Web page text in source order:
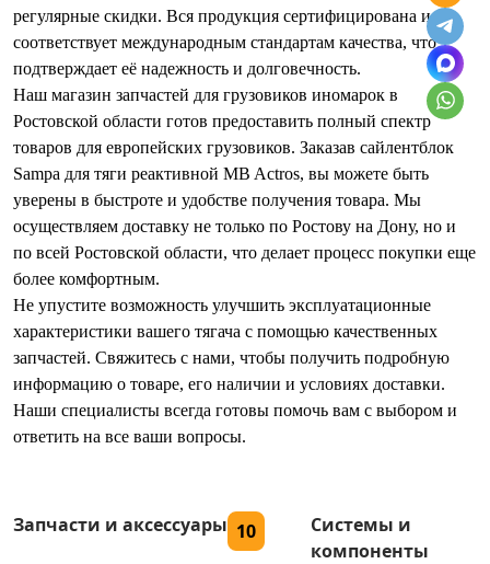
регулярные скидки. Вся продукция сертифицирована и
соответствует международным стандартам качества, что
подтверждает её надежность и долговечность.
Наш магазин запчастей для грузовиков иномарок в
Ростовской области готов предоставить полный спектр
товаров для европейских грузовиков. Заказав сайлентблок
Sampa для тяги реактивной MB Actros, вы можете быть
уверены в быстроте и удобстве получения товара. Мы
осуществляем доставку не только по Ростову на Дону, но и
по всей Ростовской области, что делает процесс покупки еще
более комфортным.
Не упустите возможность улучшить эксплуатационные
характеристики вашего тягача с помощью качественных
запчастей. Свяжитесь с нами, чтобы получить подробную
информацию о товаре, его наличии и условиях доставки.
Наши специалисты всегда готовы помочь вам с выбором и
ответить на все ваши вопросы.
Запчасти и аксессуары 10
Системы и
компоненты